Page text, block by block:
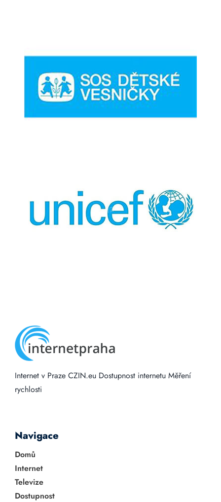
Internet v Praze CZIN.eu Dostupnost internetu Měření
rychlosti
Navigace
Domů
Internet
Televize
Dostupnost